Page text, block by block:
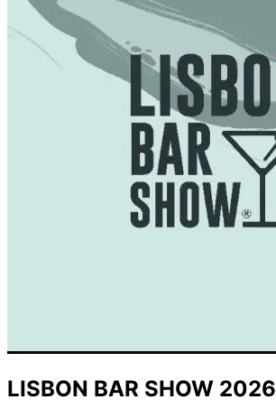
LISBON BAR SHOW 2026